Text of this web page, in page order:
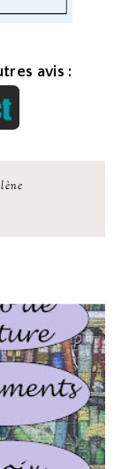
avis :